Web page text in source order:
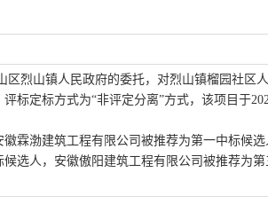
区烈山镇人民政府的委托，对烈山镇榴园社区
评标定标方式为“非评定分离”方式，该项目于
徽霖渤建筑工程有限公司 被推荐为第一中标候选
候选人 ， 安徽傲阳建筑工程有限公司 被推荐为